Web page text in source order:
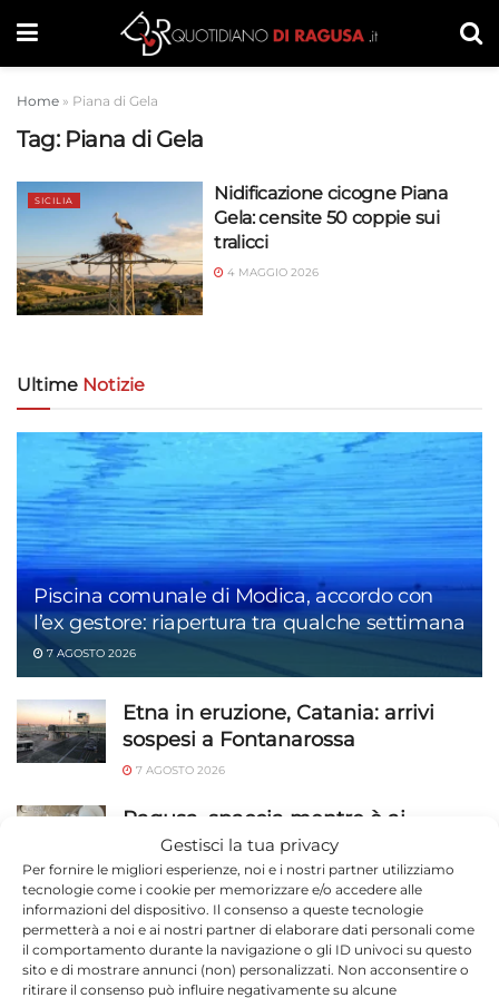
Gestisci la tua privacy
Per fornire le migliori esperienze, noi e i nostri partner utilizziamo
tecnologie come i cookie per memorizzare e/o accedere alle
informazioni del dispositivo. Il consenso a queste tecnologie
permetterà a noi e ai nostri partner di elaborare dati personali come
il comportamento durante la navigazione o gli ID univoci su questo
sito e di mostrare annunci (non) personalizzati. Non acconsentire o
ritirare il consenso può influire negativamente su alcune
Home » Piana di Gela
Tag: Piana di Gela
SICILIA
Nidificazione cicogne Piana
Gela: censite 50 coppie sui
tralicci
4 MAGGIO 2026
Ultime Notizie
Piscina comunale di Modica, accordo con
l’ex gestore: riapertura tra qualche settimana
7 AGOSTO 2026
Etna in eruzione, Catania: arrivi
sospesi a Fontanarossa
7 AGOSTO 2026
Ragusa, spaccia mentre è ai
domiciliari: cocaina trovata nel
bagno
7 AGOSTO 2026
Guardia Costiera di Pozzallo, oltre
1.200 controlli sul litorale ibleo: